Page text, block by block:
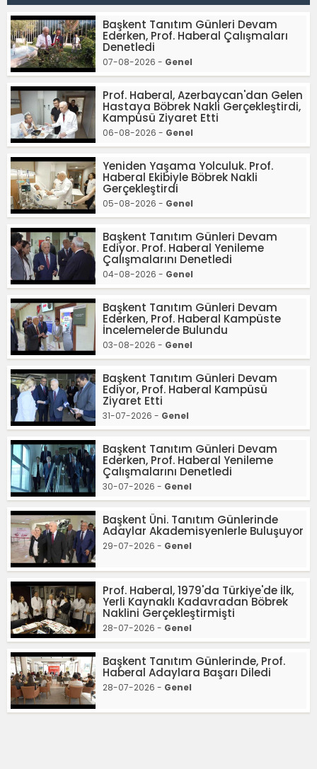
Başkent Tanıtım Günleri Devam
Ederken, Prof. Haberal Çalışmaları
Denetledi
07-08-2026 - Genel
Prof. Haberal, Azerbaycan'dan Gelen
Hastaya Böbrek Nakli Gerçekleştirdi,
Kampüsü Ziyaret Etti
06-08-2026 - Genel
Yeniden Yaşama Yolculuk. Prof.
Haberal Ekibiyle Böbrek Nakli
Gerçekleştirdi
05-08-2026 - Genel
Başkent Tanıtım Günleri Devam
Ediyor. Prof. Haberal Yenileme
Çalışmalarını Denetledi
04-08-2026 - Genel
Başkent Tanıtım Günleri Devam
Ederken, Prof. Haberal Kampüste
İncelemelerde Bulundu
03-08-2026 - Genel
Başkent Tanıtım Günleri Devam
Ediyor, Prof. Haberal Kampüsü
Ziyaret Etti
31-07-2026 - Genel
Başkent Tanıtım Günleri Devam
Ederken, Prof. Haberal Yenileme
Çalışmalarını Denetledi
30-07-2026 - Genel
Başkent Üni. Tanıtım Günlerinde
Adaylar Akademisyenlerle Buluşuyor
29-07-2026 - Genel
Prof. Haberal, 1979'da Türkiye'de İlk,
Yerli Kaynaklı Kadavradan Böbrek
Naklini Gerçekleştirmişti
28-07-2026 - Genel
Başkent Tanıtım Günlerinde, Prof.
Haberal Adaylara Başarı Diledi
28-07-2026 - Genel